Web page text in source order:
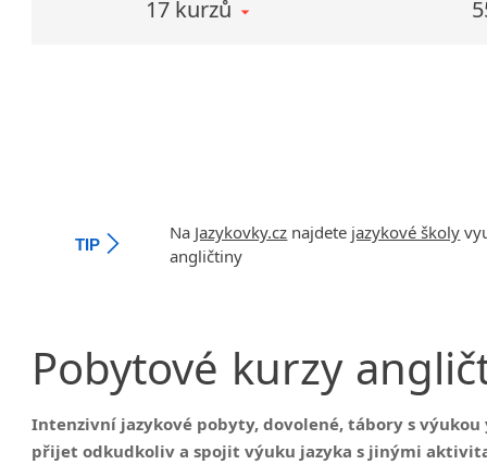
DALŠÍ
17 kurzů
TIP
Na Jazykovky.cz najdete jazykové školy
angličtiny
Pobytové kurzy
Intenzivní jazykové pobyty, dovolené, tábory s
přijet odkudkoliv a spojit výuku jazyka s jinými